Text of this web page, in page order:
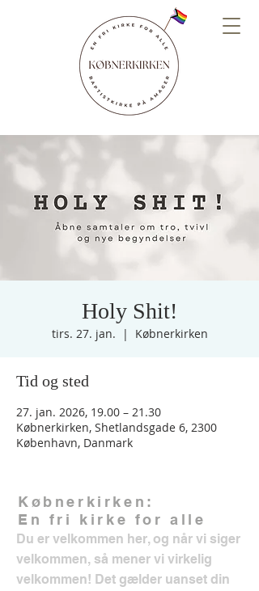
Holy Shit!
tirs. 27. jan.
  |
Købnerkirken
Tid og sted
27. jan. 2026, 19.00 – 21.30
Købnerkirken, Shetlandsgade 6, 2300
København, Danmark
Købnerkirken:
En fri kirke for alle
Du er velkommen her, og når vi siger
velkommen, så mener vi virkelig
velkommen! Det gælder uanset din